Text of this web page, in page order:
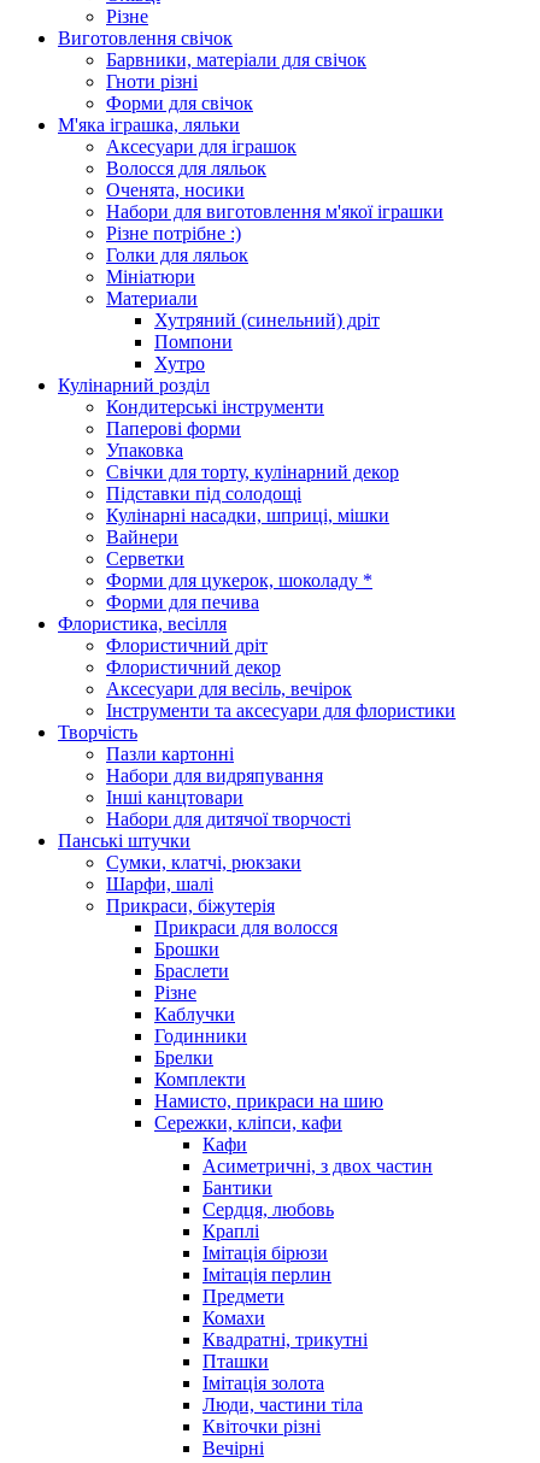
Різне
Виготовлення свічок
Барвники, матеріали для свічок
Гноти різні
Форми для свічок
М'яка іграшка, ляльки
Аксесуари для іграшок
Волосся для ляльок
Оченята, носики
Набори для виготовлення м'якої іграшки
Різне потрібне :)
Голки для ляльок
Мініатюри
Материали
Хутряний (синельний) дріт
Помпони
Хутро
Кулінарний розділ
Кондитерські інструменти
Паперові форми
Упаковка
Свічки для торту, кулінарний декор
Підставки під солодощі
Кулінарні насадки, шприці, мішки
Вайнери
Серветки
Форми для цукерок, шоколаду *
Форми для печива
Флористика, весілля
Флористичний дріт
Флористичний декор
Аксесуари для весіль, вечірок
Інструменти та аксесуари для флористики
Творчість
Пазли картонні
Набори для видряпування
Інші канцтовари
Набори для дитячої творчості
Панські штучки
Сумки, клатчі, рюкзаки
Шарфи, шалі
Прикраси, біжутерія
Прикраси для волосся
Брошки
Браслети
Різне
Каблучки
Годинники
Брелки
Комплекти
Намисто, прикраси на шию
Сережки, кліпси, кафи
Кафи
Асиметричні, з двох частин
Бантики
Сердця, любовь
Краплі
Імітація бірюзи
Імітація перлин
Предмети
Комахи
Квадратні, трикутні
Пташки
Імітація золота
Люди, частини тіла
Квіточки різні
Вечірні